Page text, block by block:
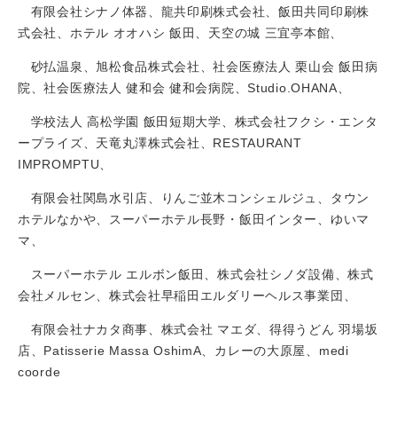
有限会社シナノ体器、龍共印刷株式会社、飯田共同印刷株
式会社、ホテル オオハシ 飯田、天空の城 三宜亭本館、
砂払温泉、旭松食品株式会社、社会医療法人 栗山会 飯田病
院、社会医療法人 健和会 健和会病院、Studio.OHANA、
学校法人 高松学園 飯田短期大学、株式会社フクシ・エンタ
ープライズ、天竜丸澤株式会社、RESTAURANT
IMPROMPTU、
有限会社関島水引店、りんご並木コンシェルジュ、タウン
ホテルなかや、スーパーホテル長野・飯田インター、ゆいマ
マ、
スーパーホテル エルボン飯田、株式会社シノダ設備、株式
会社メルセン、株式会社早稲田エルダリーヘルス事業団、
有限会社ナカタ商事、株式会社 マエダ、得得うどん 羽場坂
店、Patisserie Massa OshimA、カレーの大原屋、medi
coorde